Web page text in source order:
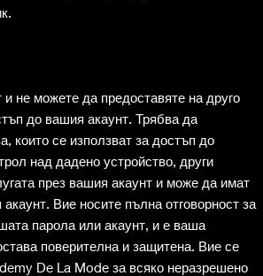
не можете да предоставяте на друго
до вашия акаунт. Трябва да
които се използват за достъп до
над дадено устройство, други
през вашия акаунт и може да имат
Вие носите пълна отговорност за
парола или акаунт, и е ваша
поверителна и защитена. Вие се
De La Mode за всяко неразрешено